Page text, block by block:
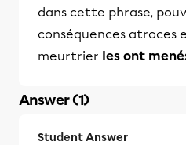
dans cette phrase,
conséquences atroces
meurtrier les ont
Answer (1)
Student Answer